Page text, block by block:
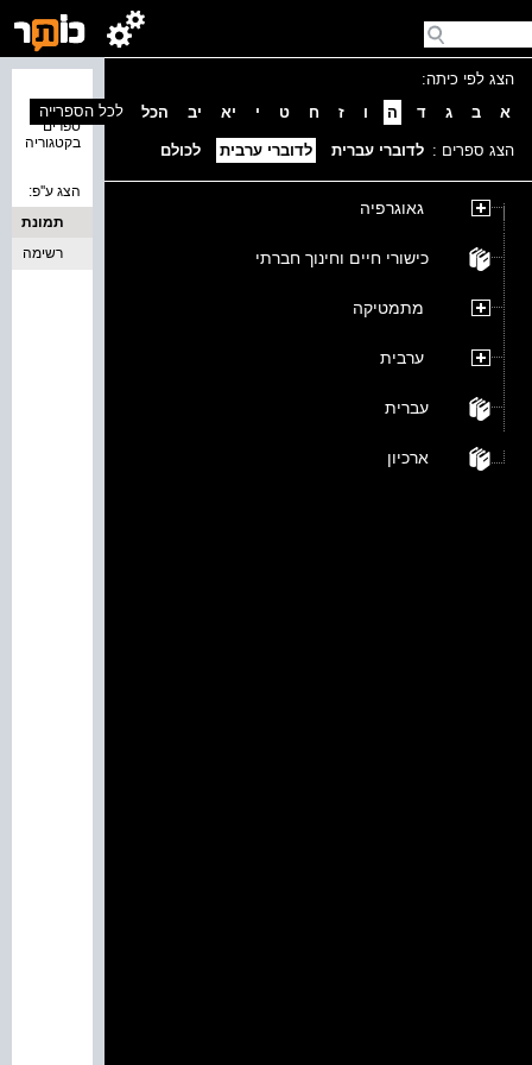
הצג לפי כיתה:
א
ב ג ד ה ו ז ח ט י יא יב הכל
הצג ספרים : לדוברי עברית לדוברי ערבית לכולם
גאוגרפיה
כישורי חיים וחינוך חברתי
מתמטיקה
ערבית
עברית
ארכיון
ספרים
בקטגוריה
לכל הספרייה
הצג ע''פ:
תמונת
כריכה
רשימה